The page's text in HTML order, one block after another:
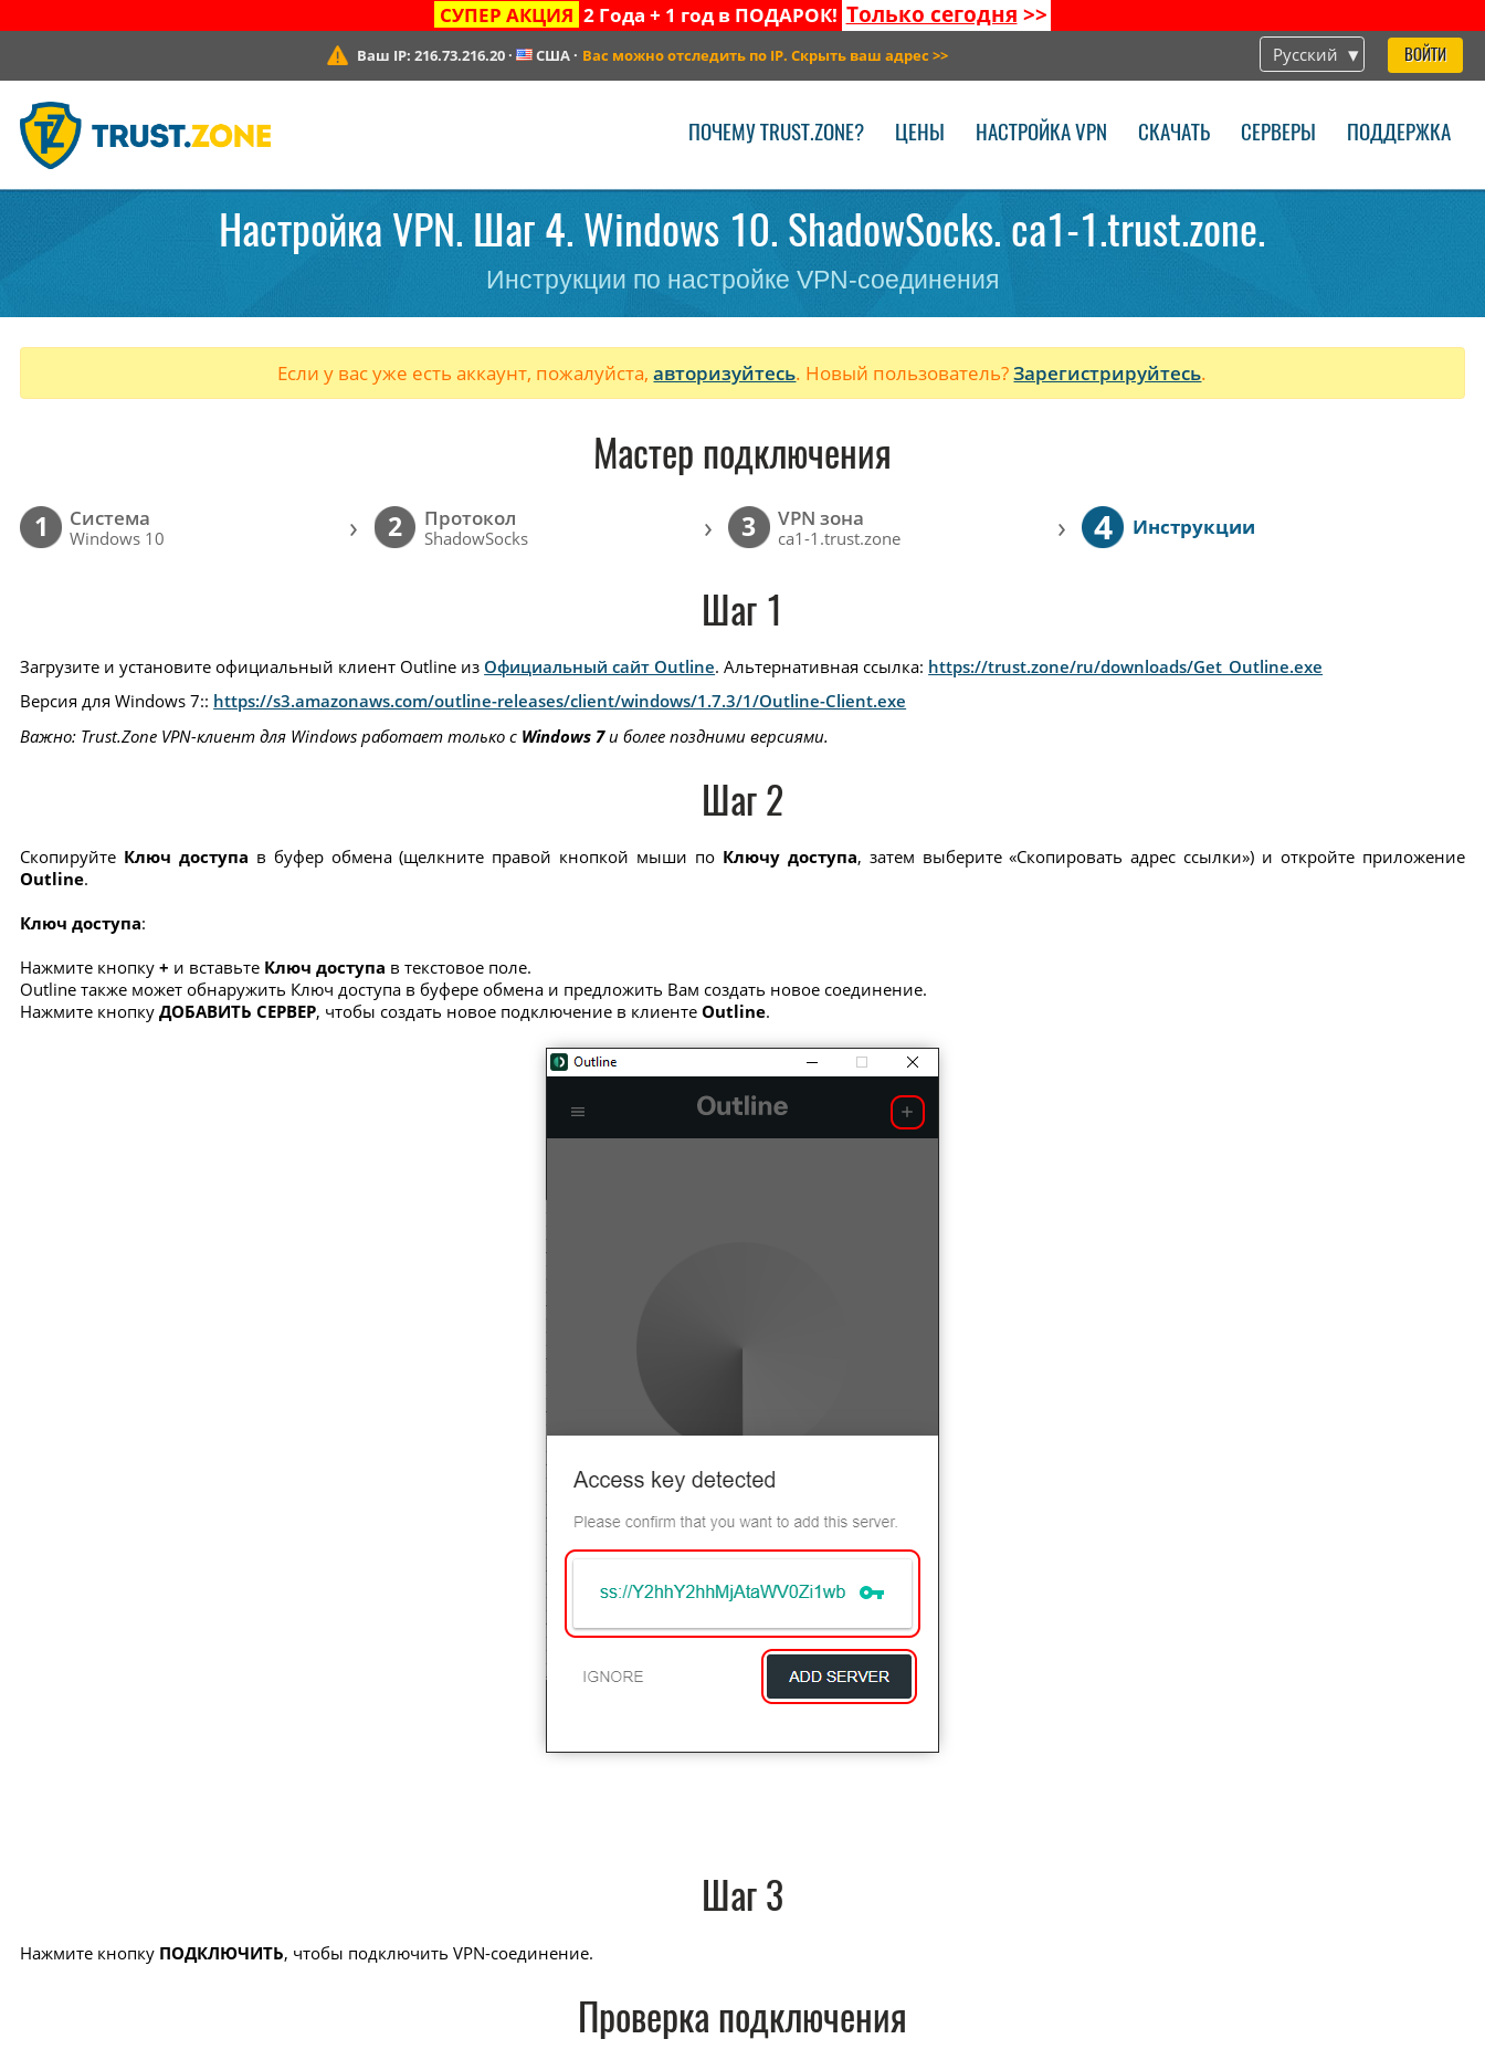
СУПЕР АКЦИЯ 2 Года + 1 год в ПОДАРОК! Только сегодня >>
Русский ВОЙТИ
Ваш IP: 216.73.216.20· США · Вас можно отследить по IP. Скрыть ваш адрес >>
ПОЧЕМУ TRUST.ZONE? ЦЕНЫ НАСТРОЙКА VPN СКАЧАТЬ СЕРВЕРЫ ПОДДЕРЖКА
Настройка VPN. Шаг 4. Windows 10. ShadowSocks. ca1-1.trust.zone.
Инструкции по настройке VPN-соединения
Если у вас уже есть аккаунт, пожалуйста,авторизуйтесь. Новый пользователь?Зарегистрируйтесь.
Мастер подключения
1 Cистема
Windows 10 › 2 Протокол
ShadowSocks › 3 VPN зона
ca1-1.trust.zone › 4 Инструкции
Шаг 1
Загрузите и установите официальный клиент Outline из Официальный сайт Outline. Альтернативная ссылка: https://trust.zone/ru/downloads/Get_Outline.exe
Версия для Windows 7:: https://s3.amazonaws.com/outline-releases/client/windows/1.7.3/1/Outline-Client.exe
Важно: Trust.Zone VPN-клиент для Windows работает только с Windows 7и более поздними версиями.
Шаг 2
Скопируйте Ключ доступа в буфер обмена (щелкните правой кнопкой мыши по Ключу доступа, затем выберите «Скопировать адрес ссылки») и откройте приложение
Outline.
Ключ доступа:
Нажмите кнопку+ и вставьте Ключ доступа в текстовое поле.
Outline также может обнаружить Ключ доступа в буфере обмена и предложить Вам создать новое соединение.
Нажмите кнопкуДОБАВИТЬ СЕРВЕР, чтобы создать новое подключение в клиентеOutline.
Шаг 3
Нажмите кнопку ПОДКЛЮЧИТЬ, чтобы подключить VPN-соединение.
Проверка подключения